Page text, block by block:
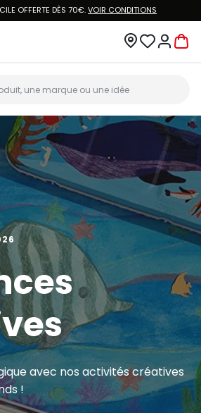
OFFERTE DÈS 70€.VOIR CONDITIONS
avec nos activités créatives
!